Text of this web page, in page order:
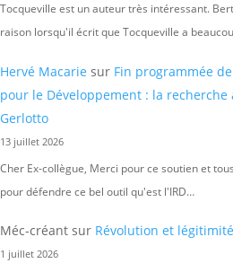
Tocqueville est un auteur très intéressant.
raison lorsqu'il écrit que Tocqueville a
Hervé Macarie sur Fin programmée
pour le Développement : la recherche
Gerlotto
13 juillet 2026
Cher Ex-collègue, Merci pour ce soutien et
pour défendre ce bel outil qu'est l'IRD…
Méc-créant sur Révolution et légitimité
1 juillet 2026